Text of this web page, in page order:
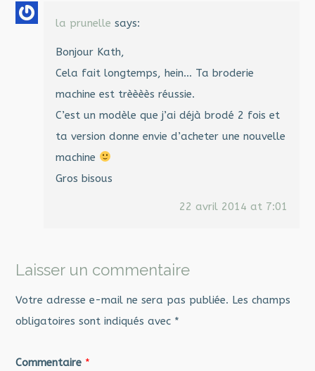
la prunelle says:
Bonjour Kath,
Cela fait longtemps, hein… Ta broderie
machine est trèèèès réussie.
C’est un modèle que j’ai déjà brodé 2 fois et
ta version donne envie d’acheter une nouvelle
machine
Gros bisous
22 avril 2014 at 7:01
Laisser un commentaire
Votre adresse e-mail ne sera pas publiée. Les champs
obligatoires sont indiqués avec *
Commentaire *